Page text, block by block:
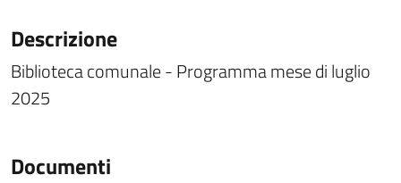
Descrizione
Biblioteca comunale - Programma mese di luglio
2025
Documenti